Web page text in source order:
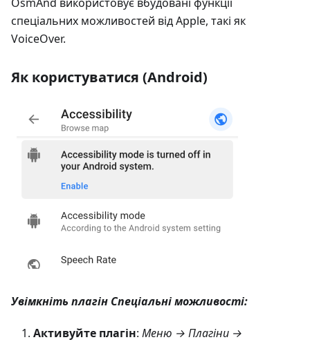
OsmAnd використовує вбудовані функції
спеціальних можливостей від Apple, такі як
VoiceOver.
Як користуватися (Android)
Увімкніть плагін Спеціальні можливості:
Активуйте плагін: Меню → Плагіни →